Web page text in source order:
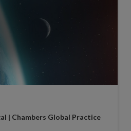
| Chambers Global Practice